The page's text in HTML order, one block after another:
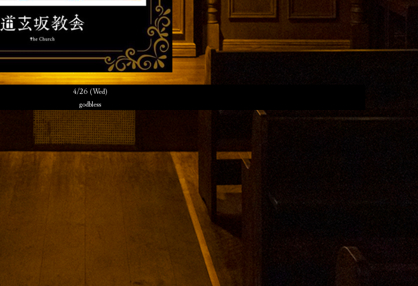
4/26 (Wed)
godbless